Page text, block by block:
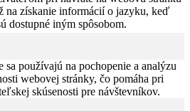
na získanie informácií o jazyku, keď
dostupné iným spôsobom.
používajú na pochopenie a analýzu
webovej stránky, čo pomáha pri
skúsenosti pre návštevníkov.